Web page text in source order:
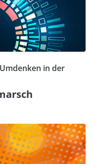
in der